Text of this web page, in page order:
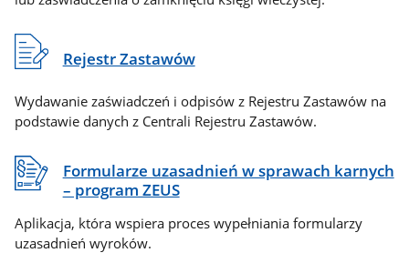
Rejestr Zastawów
Wydawanie zaświadczeń i odpisów z Rejestru Zastawów na
podstawie danych z Centrali Rejestru Zastawów.
Formularze uzasadnień w sprawach karnych
– program ZEUS
Aplikacja, która wspiera proces wypełniania formularzy
uzasadnień wyroków.